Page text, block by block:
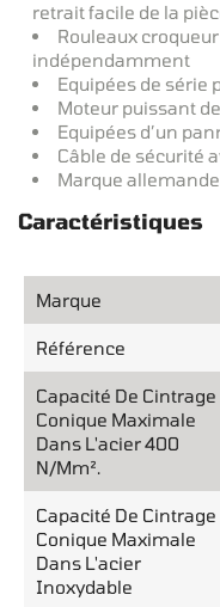
retrait facile de la
Rouleaux
indépendamment
Equipées de série
Moteur puissant
Equipées d’un
Câble de sécurité
Marque allemande
Caractéristiques
Marque
Référence
Capacité De Cintrage
Conique Maximale
Dans L'acier 400
N/mm².
Capacité De Cintrage
Conique Maximale
Dans L'acier
Inoxydable